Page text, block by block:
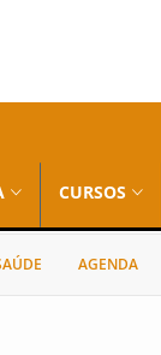
CURSOS
AGENDA